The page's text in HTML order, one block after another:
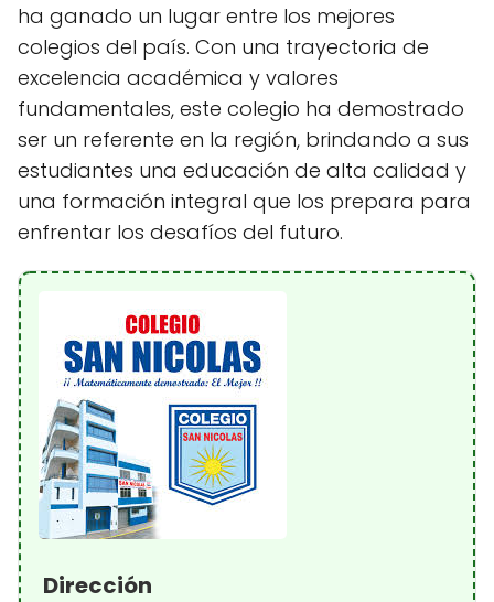
ha ganado un lugar entre los mejores
colegios del país. Con una trayectoria de
excelencia académica y valores
fundamentales, este colegio ha demostrado
ser un referente en la región, brindando a sus
estudiantes una educación de alta calidad y
una formación integral que los prepara para
enfrentar los desafíos del futuro.
Dirección